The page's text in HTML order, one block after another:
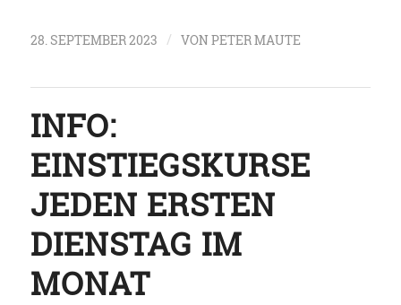
28. SEPTEMBER 2023 / VONPETER MAUTE
INFO:
EINSTIEGSKURSE
JEDEN ERSTEN
DIENSTAG IM
MONAT